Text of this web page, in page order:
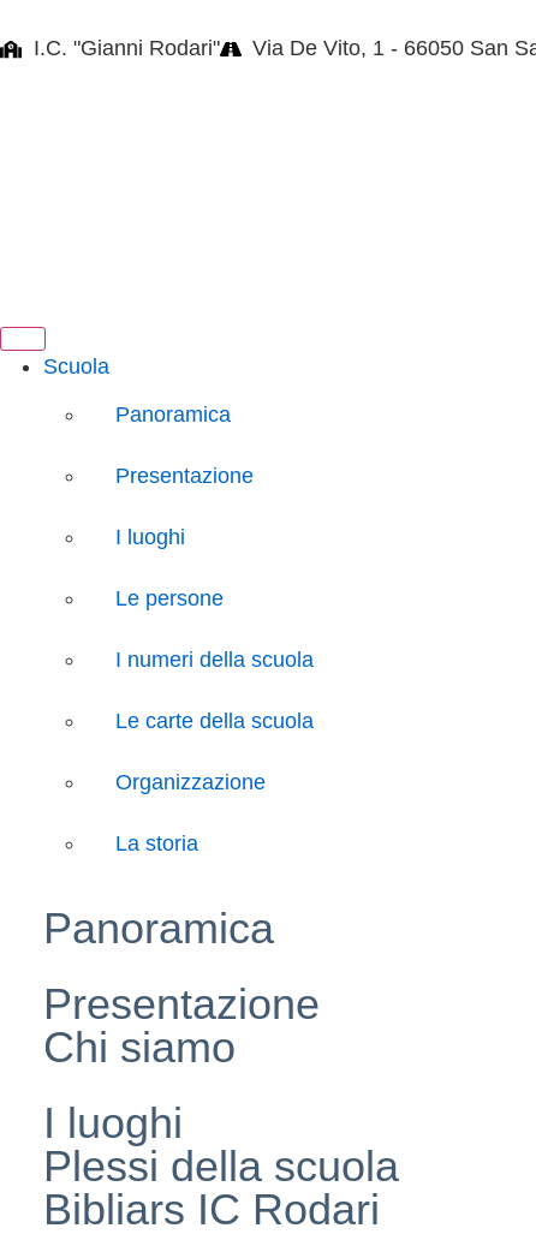
I.C. "Gianni Rodari" Via De Vito, 1 - 66050 San
Scuola
Panoramica
Presentazione
I luoghi
Le persone
I numeri della scuola
Le carte della scuola
Organizzazione
La storia
Panoramica
Presentazione
Chi siamo
I luoghi
Plessi della scuola
Bibliars IC Rodari